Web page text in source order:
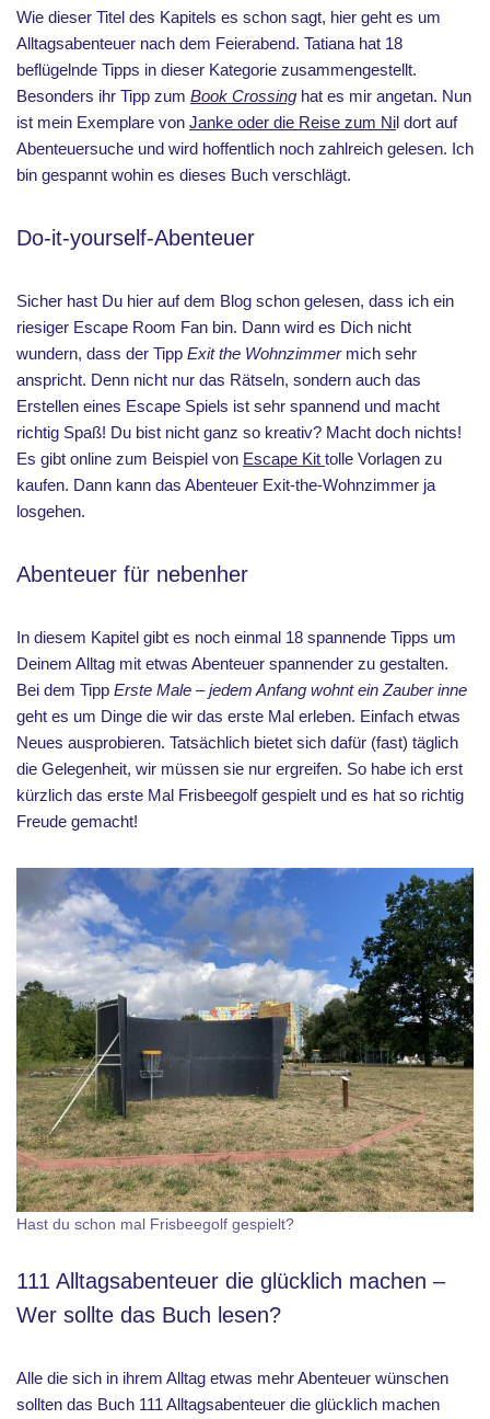
Wie dieser Titel des Kapitels es schon sagt, hier geht es um
Alltagsabenteuer nach dem Feierabend. Tatiana hat 18
beflügelnde Tipps in dieser Kategorie zusammengestellt.
Besonders ihr Tipp zum Book Crossing hat es mir angetan. Nun
ist mein Exemplare von Janke oder die Reise zum Nil dort auf
Abenteuersuche und wird hoffentlich noch zahlreich gelesen. Ich
bin gespannt wohin es dieses Buch verschlägt.
Do-it-yourself-Abenteuer
Sicher hast Du hier auf dem Blog schon gelesen, dass ich ein
riesiger Escape Room Fan bin. Dann wird es Dich nicht
wundern, dass der Tipp Exit the Wohnzimmermich sehr
anspricht. Denn nicht nur das Rätseln, sondern auch das
Erstellen eines Escape Spiels ist sehr spannend und macht
richtig Spaß! Du bist nicht ganz so kreativ? Macht doch nichts!
Es gibt online zum Beispiel von Escape Kit tolle Vorlagen zu
kaufen. Dann kann das Abenteuer Exit-the-Wohnzimmer ja
losgehen.
Abenteuer für nebenher
In diesem Kapitel gibt es noch einmal 18 spannende Tipps um
Deinem Alltag mit etwas Abenteuer spannender zu gestalten.
Bei dem Tipp Erste Male – jedem Anfang wohnt ein Zauber inne
geht es um Dinge die wir das erste Mal erleben. Einfach etwas
Neues ausprobieren. Tatsächlich bietet sich dafür (fast) täglich
die Gelegenheit, wir müssen sie nur ergreifen. So habe ich erst
kürzlich das erste Mal Frisbeegolf gespielt und es hat so richtig
Freude gemacht!
Hast du schon mal Frisbeegolf gespielt?
111 Alltagsabenteuer die glücklich machen –
Wer sollte das Buch lesen?
Alle die sich in ihrem Alltag etwas mehr Abenteuer wünschen
sollten das Buch 111 Alltagsabenteuer die glücklich machen